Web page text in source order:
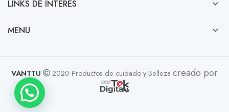
LINKS DE INTERES
MENU
VANTTU 2020 Productos de cuidado y Belleza creado por